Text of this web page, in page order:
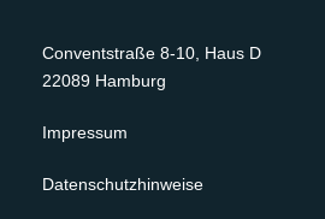
Conventstraße 8-10, Haus D
22089 Hamburg
Impressum
Datenschutzhinweise